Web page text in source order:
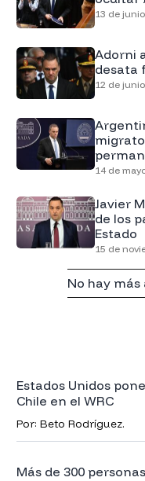
13 de
Adorni
desata
12 de
14 de
Javier
de los
Estado
15 de
No hay
Estados Unidos
Chile en el WRC
Por: Beto Rodríguez.
Más de 300